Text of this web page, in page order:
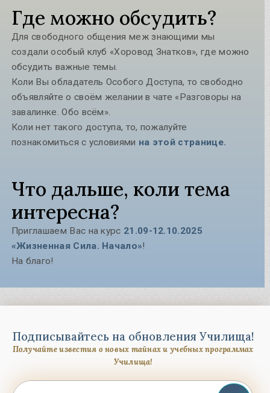
Где можно обсудить?
Для свободного общения меж знающими мы
создали особый клуб «Хоровод Знатков», где можно
обсудить важные темы.
Коли Вы обладатель Особого Доступа, то свободно
объявляйте о своём желании в чате «Разговоры на
завалинке. Обо всём».
Коли нет такого доступа, то, пожалуйте
познакомиться с условиями на этой странице.
Что дальше, коли тема
интересна?
Приглашаем Вас на курс 21.09-12.10.2025
«Жизненная Сила. Начало»!
На благо!
Подписывайтесь на обновления Училища!
Получайте известия о новых тайнах и учебных программах
Училища!